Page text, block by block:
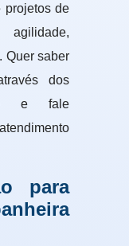
projetos de
Quer saber
dos
e fale
para